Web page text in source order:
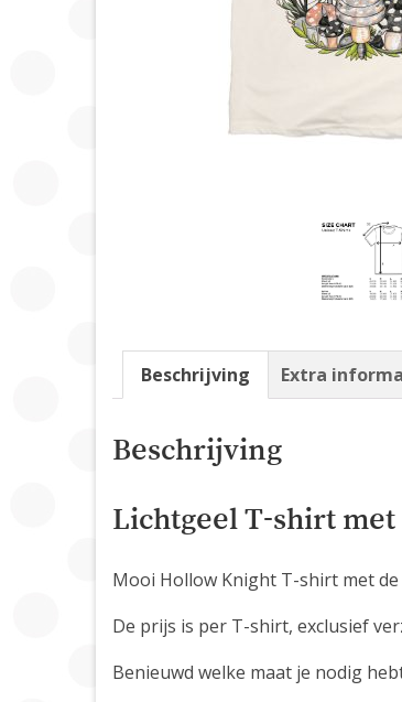
Beschrijving Extra
Beschrijving
Lichtgeel T-shirt
Mooi Hollow Knight T-shirt met
De prijs is per T-shirt, exclusief
Benieuwd welke maat je nodig